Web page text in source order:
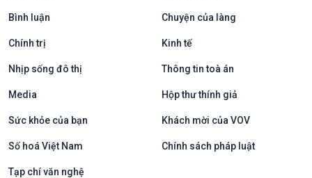
Bình luận Chuyện của làng
Chính trị Kinh tế
Nhịp sống đô thị Thông tin toà án
Media Hộp thư thính giả
Sức khỏe của bạn Khách mời của VOV
Số hoá Việt Nam Chính sách pháp luật
Tạp chí văn nghệ